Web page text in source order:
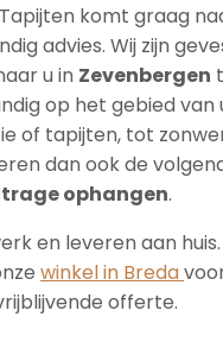
komt graag
advies. Wij zijn
u in Zevenbergen
op het gebied van
of tapijten, tot
dan ook de
ophangen.
en leveren aan
winkel in Breda
offerte.